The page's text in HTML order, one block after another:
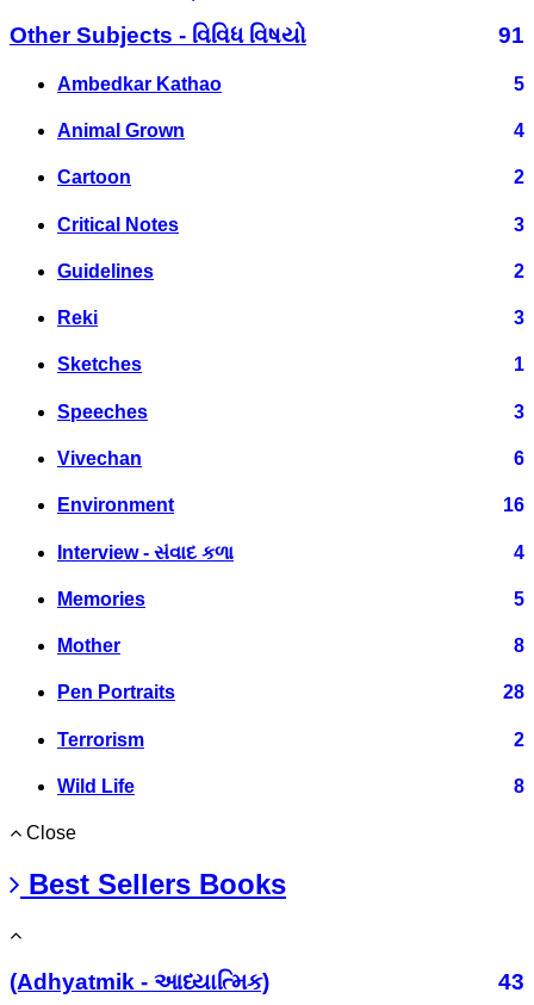
Other Subjects - વિવિધ વિષયો
91
Ambedkar Kathao 5
Animal Grown 4
Cartoon 2
Critical Notes 3
Guidelines 2
Reki 3
Sketches 1
Speeches 3
Vivechan 6
Environment 16
Interview - સંવાદ કળા 4
Memories 5
Mother 8
Pen Portraits 28
Terrorism 2
Wild Life 8
Close
Best Sellers Books
(Adhyatmik - આધ્યાત્મિક)
43